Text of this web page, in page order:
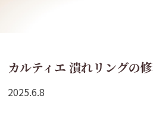
カルティエ 潰れリングの
2025.6.8